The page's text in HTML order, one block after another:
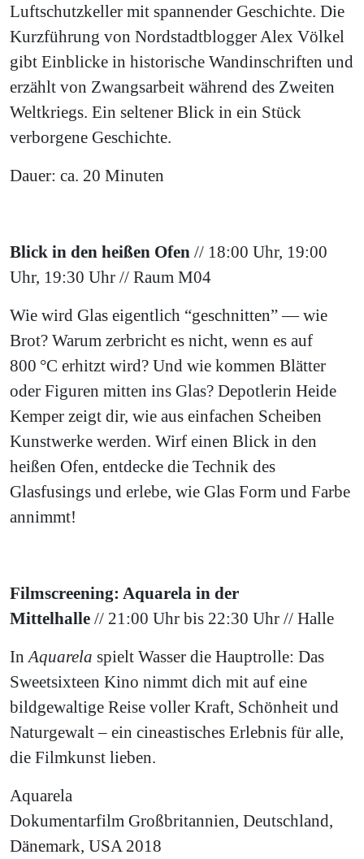
Luftschutzkeller mit spannender Geschichte. Die
Kurzführung von Nordstadtblogger Alex Völkel
gibt Einblicke in historische Wandinschriften und
erzählt von Zwangsarbeit während des Zweiten
Weltkriegs. Ein seltener Blick in ein Stück
verborgene Geschichte.
Dauer: ca. 20 Minuten
Blick in den heißen Ofen // 18:00 Uhr, 19:00
Uhr, 19:30 Uhr // Raum M04
Wie wird Glas eigentlich “geschnitten” — wie
Brot? Warum zerbricht es nicht, wenn es auf
800 °C erhitzt wird? Und wie kommen Blätter
oder Figuren mitten ins Glas? Depotlerin Heide
Kemper zeigt dir, wie aus einfachen Scheiben
Kunstwerke werden. Wirf einen Blick in den
heißen Ofen, entdecke die Technik des
Glasfusings und erlebe, wie Glas Form und Farbe
annimmt!
Filmscreening: Aquarela in der
Mittelhalle // 21:00 Uhr bis 22:30 Uhr // Halle
In Aquarela spielt Wasser die Hauptrolle: Das
Sweetsixteen Kino nimmt dich mit auf eine
bildgewaltige Reise voller Kraft, Schönheit und
Naturgewalt – ein cineastisches Erlebnis für alle,
die Filmkunst lieben.
Aquarela
Dokumentarfilm Großbritannien, Deutschland,
Dänemark, USA 2018